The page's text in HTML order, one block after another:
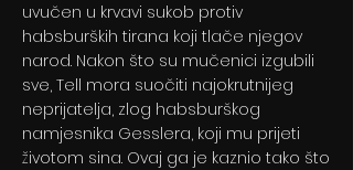
uvučen u krvavi sukob protiv
habsburških tirana koji tlače njegov
narod. Nakon što su mučenici izgubili
sve, Tell mora suočiti najokrutnijeg
neprijatelja, zlog habsburškog
namjesnika Gesslera, koji mu prijeti
životom sina. Ovaj ga je kaznio tako što